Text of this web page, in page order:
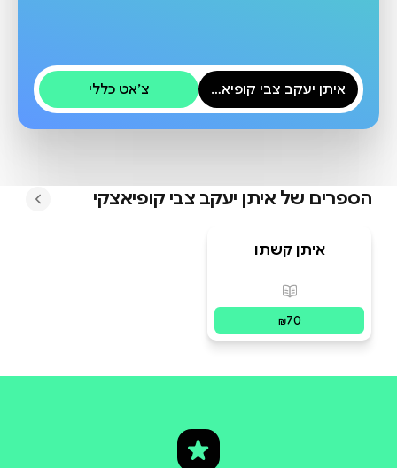
איתן יעקב צבי קופיאצקי צ׳אט כללי
הספרים של איתן יעקב צבי קופיאצקי
איתן קשתו
פורמטים זמינים
₪70